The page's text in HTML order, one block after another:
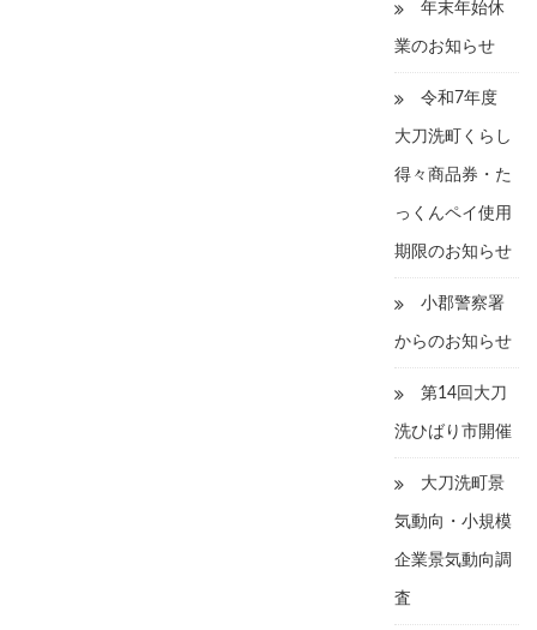
年末年始休
業のお知らせ
令和7年度
大刀洗町くらし
得々商品券・た
っくんペイ使用
期限のお知らせ
小郡警察署
からのお知らせ
第14回大刀
洗ひばり市開催
大刀洗町景
気動向・小規模
企業景気動向調
査